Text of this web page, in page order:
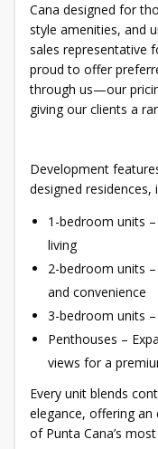
Cana designed for
style amenities, and
sales representative
proud to offer
through us—our
giving our clients a
Development
designed residences,
1-bedroom units
living
2-bedroom units
and convenience
3-bedroom units
Penthouses –
views for a
Every unit blends
elegance, offering an
of Punta Cana’s